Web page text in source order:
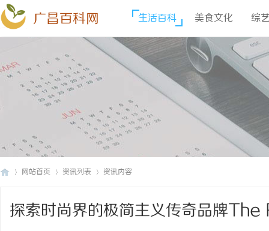
广昌百科网 生活百科 美食文化 综
网站首页 资讯列表 资讯内容
探索时尚界的极简主义传奇品牌